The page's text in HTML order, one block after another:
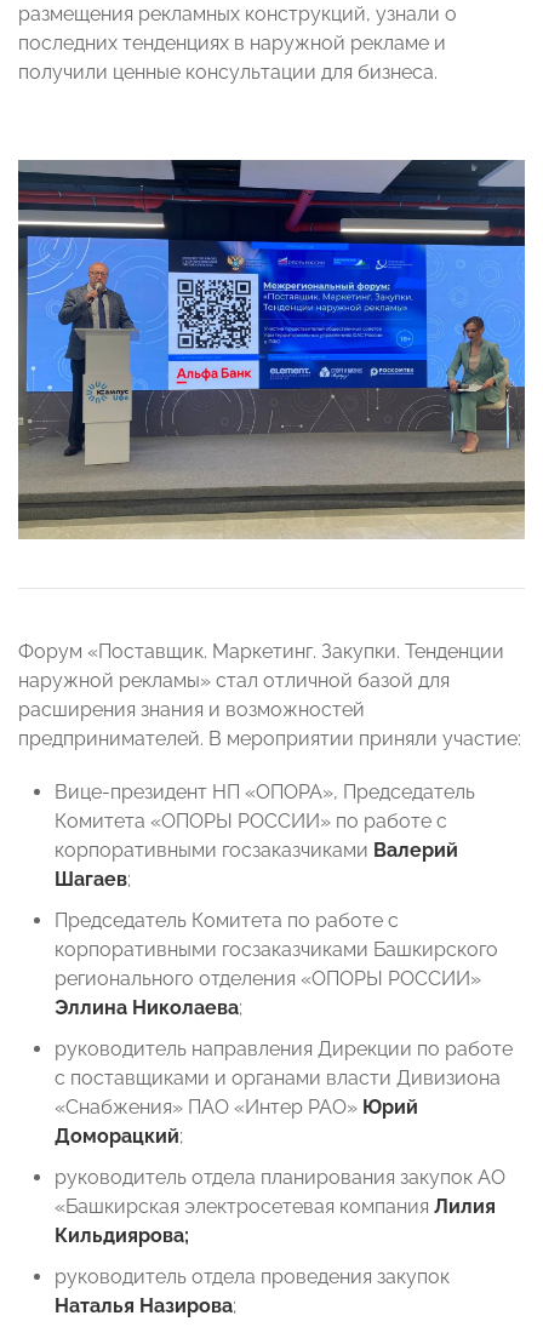
размещения рекламных конструкций, узнали о
последних тенденциях в наружной рекламе и
получили ценные консультации для бизнеса.
Форум «Поставщик. Маркетинг. Закупки. Тенденции
наружной рекламы» стал отличной базой для
расширения знания и возможностей
предпринимателей. В мероприятии приняли участие:
Вице-президент НП «ОПОРА», Председатель
Комитета «ОПОРЫ РОССИИ» по работе с
корпоративными госзаказчиками Валерий
Шагаев;
Председатель Комитета по работе с
корпоративными госзаказчиками Башкирского
регионального отделения «ОПОРЫ РОССИИ»
Эллина Николаева;
руководитель направления Дирекции по работе
с поставщиками и органами власти Дивизиона
«Снабжения» ПАО «Интер РАО» Юрий
Доморацкий;
руководитель отдела планирования закупок АО
«Башкирская электросетевая компания Лилия
Кильдиярова;
руководитель отдела проведения закупок
Наталья Назирова;